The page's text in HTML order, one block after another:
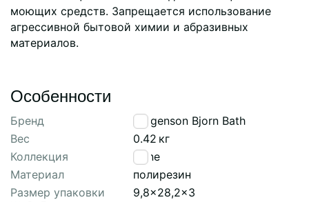
моющих средств. Запрещается использование
агрессивной бытовой химии и абразивных
материалов.
Особенности
Бренд
Bergenson Bjorn Bath
Вес
0.42 кг
Коллекция
Dune
Материал
полирезин
Размер упаковки
9,8x28,2x3